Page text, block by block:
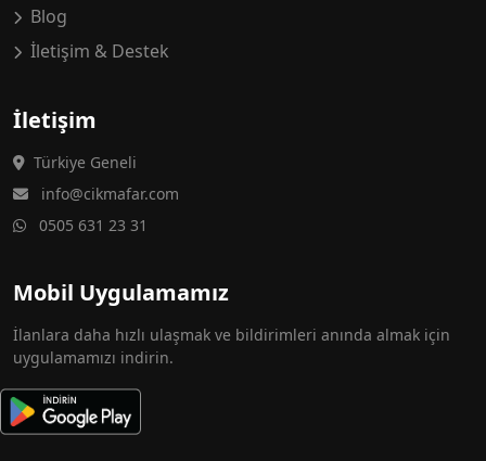
Blog
İletişim & Destek
İletişim
Türkiye Geneli
info@cikmafar.com
0505 631 23 31
Mobil Uygulamamız
İlanlara daha hızlı ulaşmak ve bildirimleri anında almak için
uygulamamızı indirin.